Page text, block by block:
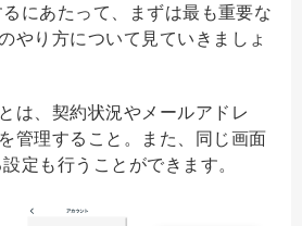
にあたって、まずは最も重要な
やり方について見ていきましょ
は、契約状況やメールアドレ
管理すること。また、同じ画面
定も行うことができます。